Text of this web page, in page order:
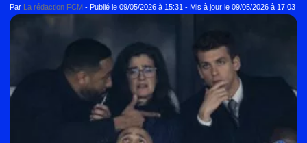
Par La rédaction FCM - Publié le 09/05/2026 à 15:31 - Mis à jour le 09/05/2026 à 17:03